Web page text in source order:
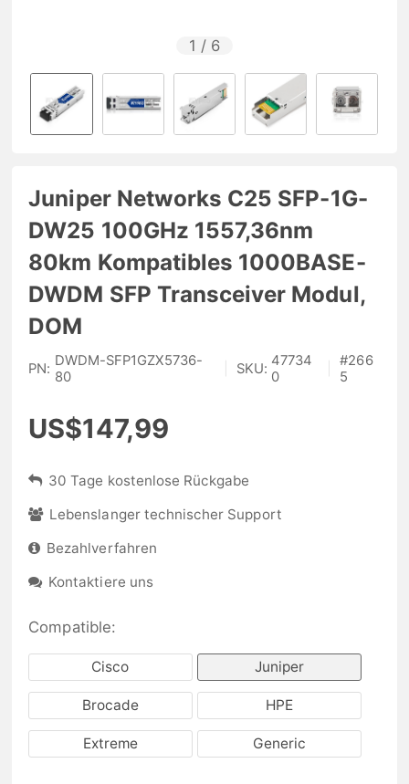
1 / 6
Juniper Networks C25 SFP-1G-
DW25 100GHz 1557,36nm
80km Kompatibles 1000BASE-
DWDM SFP Transceiver Modul,
DOM
PN: DWDM-SFP1GZX5736-
80
SKU: 47734
0
#266
5
US$147,99
30 Tage kostenlose Rückgabe
Lebenslanger technischer Support
Bezahlverfahren
Kontaktiere uns
Compatible:
Cisco Juniper
Brocade HPE
Extreme Generic